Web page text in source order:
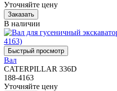
Уточняйте цену
В наличии
Вал
CATERPILLAR 336D
188-4163
Уточняйте цену